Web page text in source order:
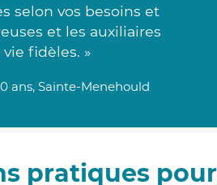
selon vos besoins et
et les auxiliaires
vie fidèles. »
ans, Sainte-Menehould
pratiques pour